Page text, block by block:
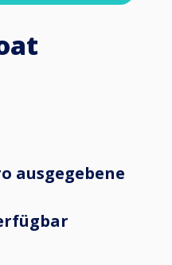
ausgegebene